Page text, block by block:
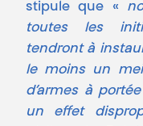
stipule que «
toutes les
tendront à
le moins un
d’armes à
un effet